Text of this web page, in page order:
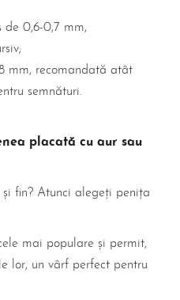
0,6-0,7 mm,
mm, recomandată atât
semnături.
placată cu aur sau
fin? Atunci alegeți penița
mai populare și permit,
lor, un vârf perfect pentru